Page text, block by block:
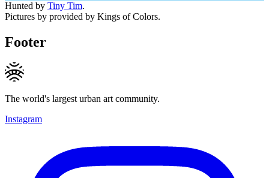
Hunted by Tiny Tim.
Pictures by provided by Kings of Colors.
Footer
The world's largest urban art community.
Instagram